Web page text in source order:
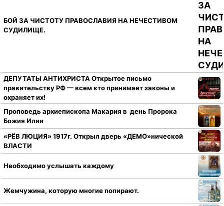
БОЙ ЗА ЧИСТОТУ ПРАВОСЛАВИЯ НА НЕЧЕСТИВОМ
СУДИЛИЩЕ.
ДЕПУТАТЫ АНТИХРИСТА Открытое письмо
правительству РФ — всем кто принимает законы и
охраняет их!
Проповедь архиепископа Макария в день Пророка
Божия Илии
«РЁВ ЛЮЦИЯ» 1917г. Открыл дверь «ДЕМО»нической
ВЛАСТИ
Необходимо услышать каждому
Жемчужина, которую многие попирают.